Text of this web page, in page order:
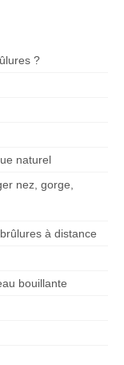
?
naturel
nez, gorge,
à distance
bouillante